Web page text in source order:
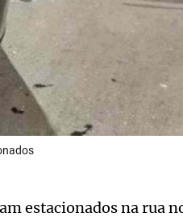
estacionados na rua